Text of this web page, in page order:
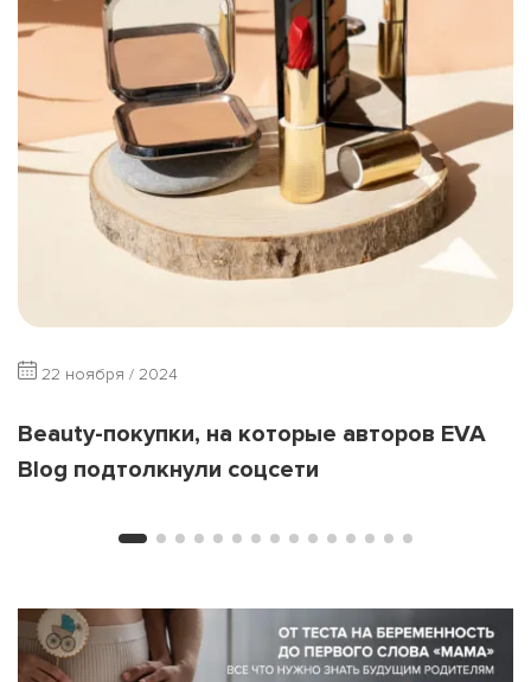
22 ноября / 2024
Beauty-покупки, на которые авторов EVA
Blog подтолкнули соцсети